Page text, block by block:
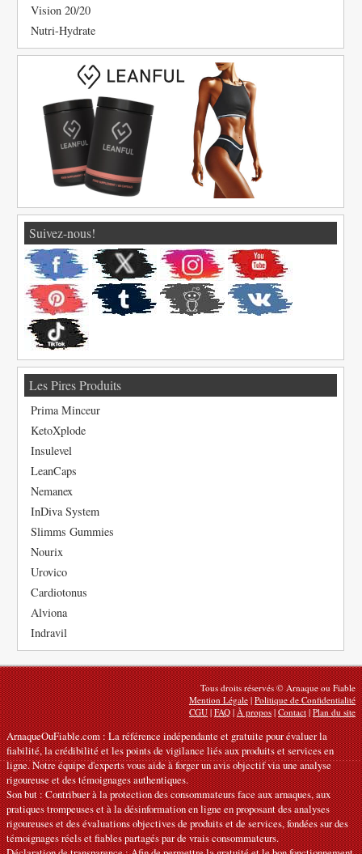
Vision 20/20
Nutri-Hydrate
Suivez-nous!
Les Pires Produits
Prima Minceur
KetoXplode
Insulevel
LeanCaps
Nemanex
InDiva System
Slimms Gummies
Nourix
Urovico
Cardiotonus
Alviona
Indravil
Tous droits réservés © Arnaque ou Fiable
Mention Légale|Politique de Confidentialité
CGU|FAQ|À propos|Contact|Plan du site
ArnaqueOuFiable.com : La référence indépendante et gratuite pour évaluer la
fiabilité, la crédibilité et les points de vigilance liés aux produits et services en
ligne. Notre équipe d'experts vous aide à forger un avis objectif via une analyse
rigoureuse et des témoignages authentiques.
Son but : Contribuer à la protection des consommateurs face aux arnaques, aux
pratiques trompeuses et à la désinformation en ligne en proposant des analyses
rigoureuses et des évaluations objectives de produits et de services, fondées sur des
témoignages réels et fiables partagés par de vrais consommateurs.